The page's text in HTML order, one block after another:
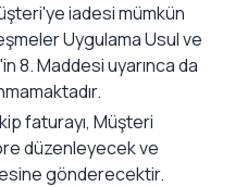
iadesi mümkün
Uygulama Usul ve
8. Maddesi uyarınca da
faturayı, Müşteri
düzenleyecek ve
gönderecektir.